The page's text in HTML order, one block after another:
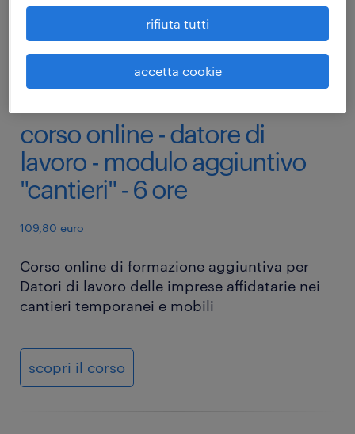
scopri il corso
corso online - datore di
lavoro - modulo aggiuntivo
"cantieri" - 6 ore
109,80 euro
Corso online di formazione aggiuntiva per
Datori di lavoro delle imprese affidatarie nei
cantieri temporanei e mobili
scopri il corso
rifiuta tutti
accetta cookie